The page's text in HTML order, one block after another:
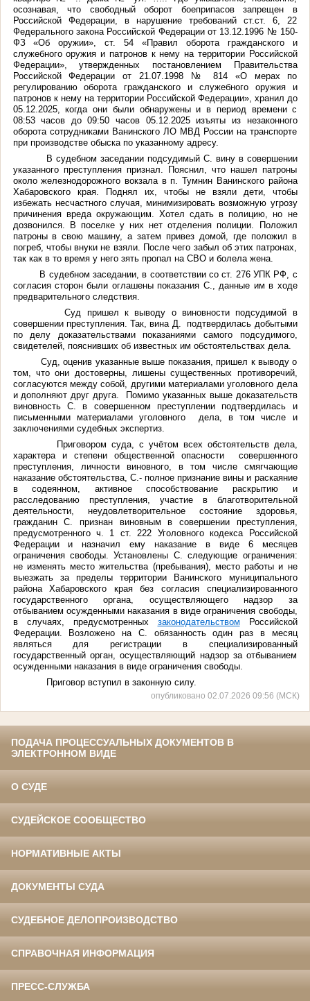
осознавая, что свободный оборот боеприпасов запрещен в
Российской Федерации, в нарушение требований ст.ст. 6, 22
Федерального закона Российской Федерации от 13.12.1996 № 150-
ФЗ «Об оружии», ст. 54 «Правил оборота гражданского и
служебного оружия и патронов к нему на территории Российской
Федерации», утвержденных постановлением Правительства
Российской Федерации от 21.07.1998 № 814 «О мерах по
регулированию оборота гражданского и служебного оружия и
патронов к нему на территории Российской Федерации», хранил до
05.12.2025, когда они были обнаружены и в период времени с
08:53 часов до 09:50 часов 05.12.2025 изъяты из незаконного
оборота сотрудниками Ванинского ЛО МВД России на транспорте
при производстве обыска по указанному адресу.
В судебном заседании подсудимый С. вину в совершении
указанного преступления признал. Пояснил, что нашел патроны
около железнодорожного вокзала в п. Тумнин Ванинского района
Хабаровского края. Поднял их, чтобы не взяли дети, чтобы
избежать несчастного случая, минимизировать возможную угрозу
причинения вреда окружающим. Хотел сдать в полицию, но не
дозвонился. В поселке у них нет отделения полиции. Положил
патроны в свою машину, а затем привез домой, где положил в
погреб, чтобы внуки не взяли. После чего забыл об этих патронах,
так как в то время у него зять пропал на СВО и болела жена.
В судебном заседании, в соответствии со ст. 276 УПК РФ, с
согласия сторон были оглашены показания С., данные им в ходе
предварительного следствия.
Суд пришел к выводу о виновности подсудимой в
совершении преступления. Так, вина Д. подтвердилась добытыми
по делу доказательствами показаниями самого подсудимого,
свидетелей, пояснивших об известных им обстоятельствах дела.
Суд, оценив указанные выше показания, пришел к выводу о
том, что они достоверны, лишены существенных противоречий,
согласуются между собой, другими материалами уголовного дела
и дополняют друг друга. Помимо указанных выше доказательств
виновность С. в совершенном преступлении подтвердилась и
письменными материалами уголовного дела, в том числе и
заключениями судебных экспертиз.
Приговором суда, с учётом всех обстоятельств дела,
характера и степени общественной опасности совершенного
преступления, личности виновного, в том числе смягчающие
наказание обстоятельства, С.- полное признание вины и раскаяние
в содеянном, активное способствование раскрытию и
расследованию преступления, участие в благотворительной
деятельности, неудовлетворительное состояние здоровья,
гражданин С. признан виновнымв совершении преступления,
предусмотренного ч. 1 ст. 222 Уголовного кодекса Российской
Федерациии назначилему наказание в виде 6 месяцев
ограничения свободы. Установлены С. следующие ограничения:
не изменять место жительства (пребывания), место работы и не
выезжать за пределы территории Ванинского муниципального
района Хабаровского края без согласия специализированного
государственного органа, осуществляющего надзор за
отбыванием осужденными наказания в виде ограничения свободы,
в случаях, предусмотренных законодательством Российской
Федерации. Возложено на С. обязанностьодин раз в месяц
являться для регистрации в специализированный
государственный орган, осуществляющий надзор за отбыванием
осужденными наказания в виде ограничения свободы.
Приговор вступил в законную силу.
опубликовано 02.07.2026 09:56 (МСК)
ПОДАЧА ПРОЦЕССУАЛЬНЫХ ДОКУМЕНТОВ В
ЭЛЕКТРОННОМ ВИДЕ
О СУДЕ
СУДЕЙСКОЕ СООБЩЕСТВО
НОРМАТИВНЫЕ АКТЫ
ДОКУМЕНТЫ СУДА
СУДЕБНОЕ ДЕЛОПРОИЗВОДСТВО
СПРАВОЧНАЯ ИНФОРМАЦИЯ
ПРЕСС-СЛУЖБА